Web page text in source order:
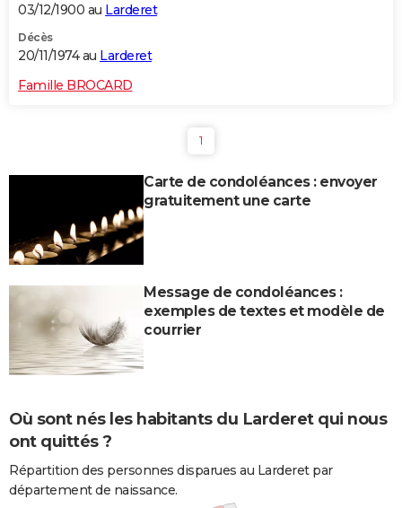
03/12/1900 au Larderet
Décès
20/11/1974 au Larderet
Famille BROCARD
1
Carte de condoléances : envoyer
gratuitement une carte
Message de condoléances :
exemples de textes et modèle de
courrier
Où sont nés les habitants du Larderet qui nous
ont quittés ?
Répartition des personnes disparues au Larderet par
département de naissance.